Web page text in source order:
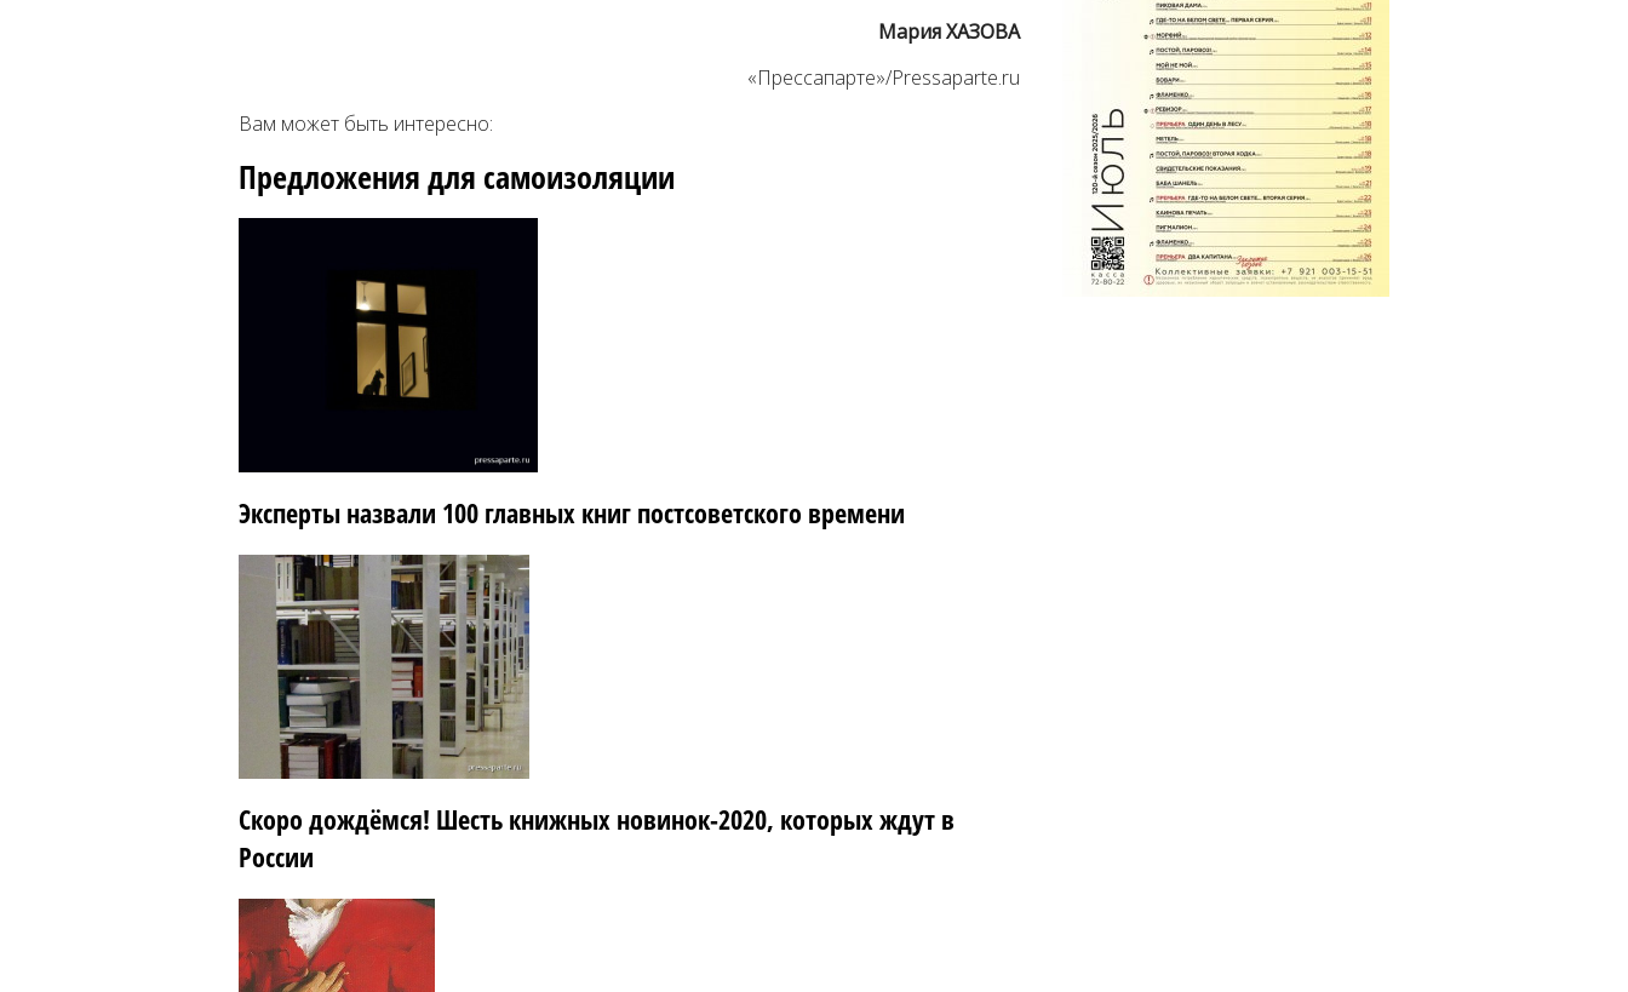
Мария ХАЗОВА
«Прессапарте»/Pressaparte.ru
Вам может быть интересно:
Предложения для самоизоляции
Эксперты назвали 100 главных книг постсоветского времени
Скоро дождёмся! Шесть книжных новинок-2020, которых ждут в
России